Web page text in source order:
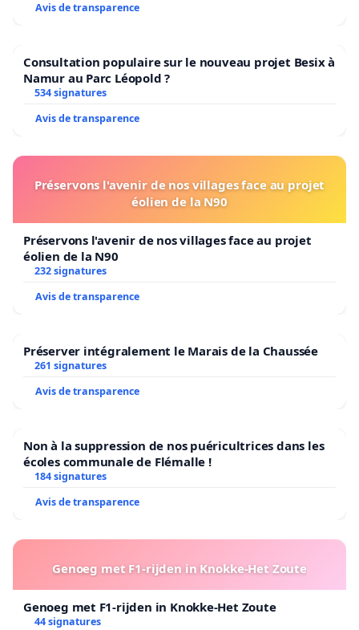
Avis de transparence
Consultation populaire sur le nouveau projet Besix à
Namur au Parc Léopold ?
534 signatures
Avis de transparence
Préservons l'avenir de nos villages face au projet
éolien de la N90
Préservons l'avenir de nos villages face au projet
éolien de la N90
232 signatures
Avis de transparence
Préserver intégralement le Marais de la Chaussée
261 signatures
Avis de transparence
Non à la suppression de nos puéricultrices dans les
écoles communale de Flémalle !
184 signatures
Avis de transparence
Genoeg met F1-rijden in Knokke-Het Zoute
Genoeg met F1-rijden in Knokke-Het Zoute
44 signatures